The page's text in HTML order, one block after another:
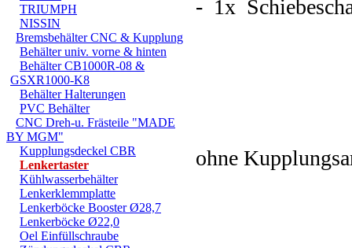
TRIUMPH
NISSIN
Bremsbehälter CNC & Kupplung
Behälter univ. vorne & hinten
Behälter CB1000R-08 &
GSXR1000-K8
Behälter Halterungen
PVC Behälter
CNC Dreh-u. Frästeile "MADE
BY MGM"
Kupplungsdeckel CBR
Lenkertaster
Kühlwasserbehälter
Lenkerklemmplatte
Lenkerböcke Booster Ø28,7
Lenkerböcke Ø22,0
Oel Einfüllschraube
- 1x
ohne